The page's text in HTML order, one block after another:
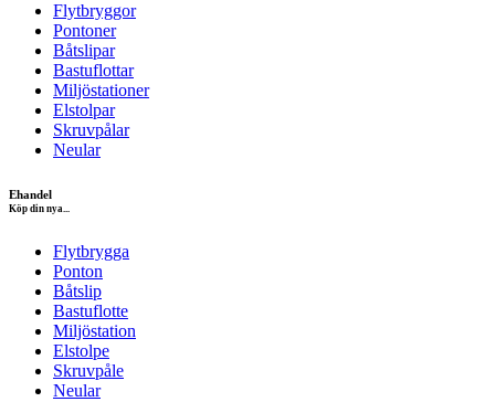
Flytbryggor
Pontoner
Båtslipar
Bastuflottar
Miljöstationer
Elstolpar
Skruvpålar
Neular
Ehandel
Köp din nya...
Flytbrygga
Ponton
Båtslip
Bastuflotte
Miljöstation
Elstolpe
Skruvpåle
Neular